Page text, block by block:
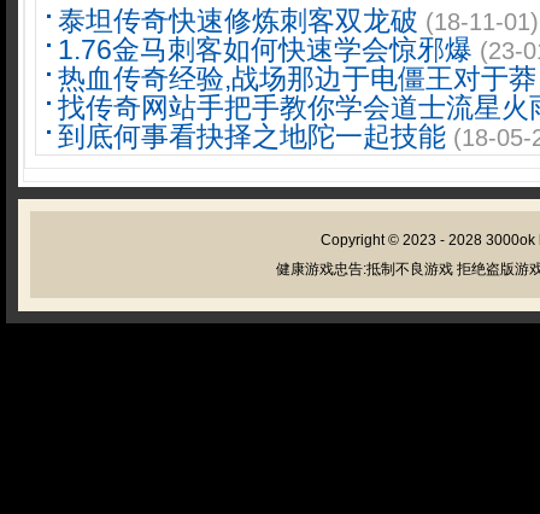
泰坦传奇快速修炼刺客双龙破 (18-11-01)
1.76金马刺客如何快速学会惊邪爆 (23-
热血传奇经验,战场那边于电僵王对于莽
找传奇网站手把手教你学会道士流星火
到底何事看抉择之地陀一起技能 (18-05-
Copyright © 2023 - 2028 3000ok
健康游戏忠告:抵制不良游戏 拒绝盗版游